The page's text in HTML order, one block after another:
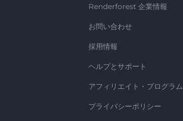
Renderforest 企業情報
お問い合わせ
採用情報
ヘルプとサポート
アフィリエイト・プログラム
プライバシーポリシー